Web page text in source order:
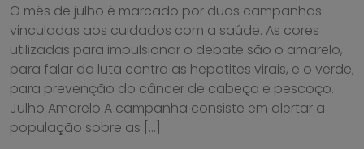
O mês de julho é marcado por duas campanhas
vinculadas aos cuidados com a saúde. As cores
utilizadas para impulsionar o debate são o amarelo,
para falar da luta contra as hepatites virais, e o verde,
para prevenção do câncer de cabeça e pescoço.
Julho Amarelo A campanha consiste em alertar a
população sobre as […]